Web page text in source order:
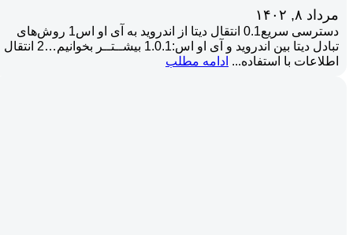
مرداد ۸, ۱۴۰۲
دسترسی سریع0.1 انتقال دیتا از اندروید به آی او اس1 روش‌های
تبادل دیتا بین اندروید و آی او اس:1.0.1 بیشــتــر بخوانیم…2 انتقال
اطلاعات با استفاده... ادامه مطلب